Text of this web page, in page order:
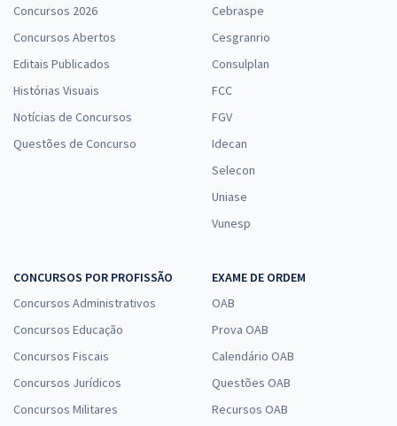
Concursos 2026
Concursos Abertos
Editais Publicados
Histórias Visuais
Notícias de Concursos
Questões de Concurso
Cebraspe
Cesgranrio
Consulplan
FCC
FGV
Idecan
Selecon
Uniase
Vunesp
CONCURSOS POR PROFISSÃO
Concursos Administrativos
Concursos Educação
Concursos Fiscais
Concursos Jurídicos
Concursos Militares
EXAME DE ORDEM
OAB
Prova OAB
Calendário OAB
Questões OAB
Recursos OAB